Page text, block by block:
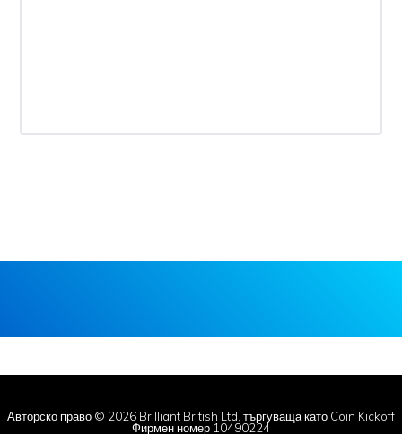
Авторско право © 2026 Brilliant British Ltd, търгуваща като Coin Kickoff
Фирмен номер 10490224